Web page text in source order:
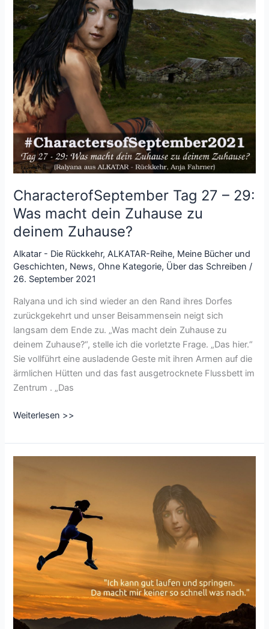
erreichen?
CharacterofSeptember Tag 27 – 29:
Was macht dein Zuhause zu
deinem Zuhause?
Alkatar - Die Rückkehr, ALKATAR-Reihe, Meine Bücher und
Geschichten, News, Ohne Kategorie, Über das Schreiben /
26. September 2021
Ralyana und ich sind wieder an den Rand ihres Dorfes
zurückgekehrt und unser Beisammensein neigt sich
langsam dem Ende zu. „Was macht dein Zuhause zu
deinem Zuhause?“, stelle ich die vorletzte Frage. „Das hier.“
Sie vollführt eine ausladende Geste mit ihren Armen auf die
ärmlichen Hütten und das fast ausgetrocknete Flussbett im
Zentrum . „Das
CharacterofSeptember
27
–
dein
zu
deinem
Zuhause?
Weiterlesen >>